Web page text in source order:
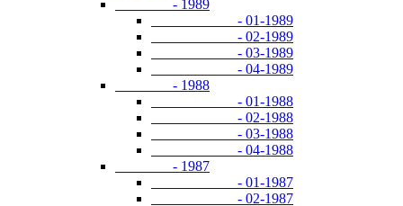
- 1989
- 01-1989
- 02-1989
- 03-1989
- 04-1989
- 1988
- 01-1988
- 02-1988
- 03-1988
- 04-1988
- 1987
- 01-1987
- 02-1987